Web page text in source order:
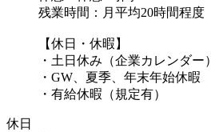
残業時間：月平均20時間程度
【休日・休暇】
・土日休み（企業カレンダー）
・GW、夏季、年末年始休暇
・有給休暇（規定有）
休日